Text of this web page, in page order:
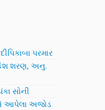
પરમાર
શરણ, અનુ.
સોની
આપેલા અજોડ